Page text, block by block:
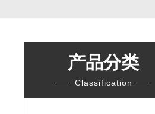
产品分类
Classification